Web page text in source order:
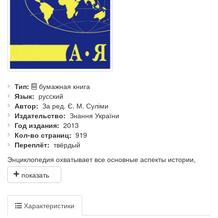
Тип
бумажная книга
Язык
русский
Автор
За ред. Є. М. Суліми
Издательство
Знання України
Год издания
2013
Кол-во страниц
919
Переплёт
твёрдый
Энциклопедия охватывает все основные аспекты истории,
теории, понятийно-категориального аппарата и направления
развития геополитики как науки и вида геополитики. Широкий
жизнедеятельности, идейными взглядами, научными
концепциями и политическими доктринами основоположников,
Характеристики